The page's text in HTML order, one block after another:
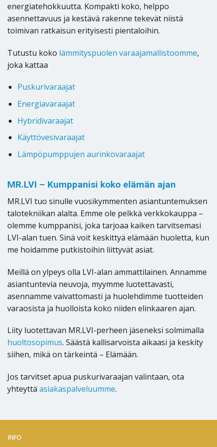
energiatehokkuutta. Kompakti koko, helppo
asennettavuus ja kestävä rakenne tekevät niistä
toimivan ratkaisun erityisesti pientaloihin.
Tutustu koko lämmityspuolen varaajamallistoomme,
joka kattaa
Puskurivaraajat
Energiavaraajat
Hybridivaraajat
Käyttövesivaraajat
Lämpöpumppujen aurinkovaraajat
MR.LVI – Kumppanisi koko elämän ajan
MR.LVI tuo sinulle vuosikymmenten asiantuntemuksen
talotekniikan alalta. Emme ole pelkkä verkkokauppa –
olemme kumppanisi, joka tarjoaa kaiken tarvitsemasi
LVI-alan tuen. Sinä voit keskittyä elämään huoletta, kun
me hoidamme putkistoihin liittyvät asiat.
Meillä on ylpeys olla LVI-alan ammattilainen. Annamme
asiantuntevia neuvoja, myymme luotettavasti,
asennamme vaivattomasti ja huolehdimme tuotteiden
varaosista ja huolloista koko niiden elinkaaren ajan.
Liity luotettavan MR.LVI-perheen jäseneksi solmimalla
huoltosopimus. Säästä kallisarvoista aikaasi ja keskity
siihen, mikä on tärkeintä – Elämään.
Jos tarvitset apua puskurivaraajan valintaan, ota
yhteyttä asiakaspalveluumme.
INFO